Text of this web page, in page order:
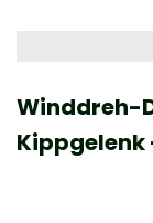
Winddreh-
Kippgelenk